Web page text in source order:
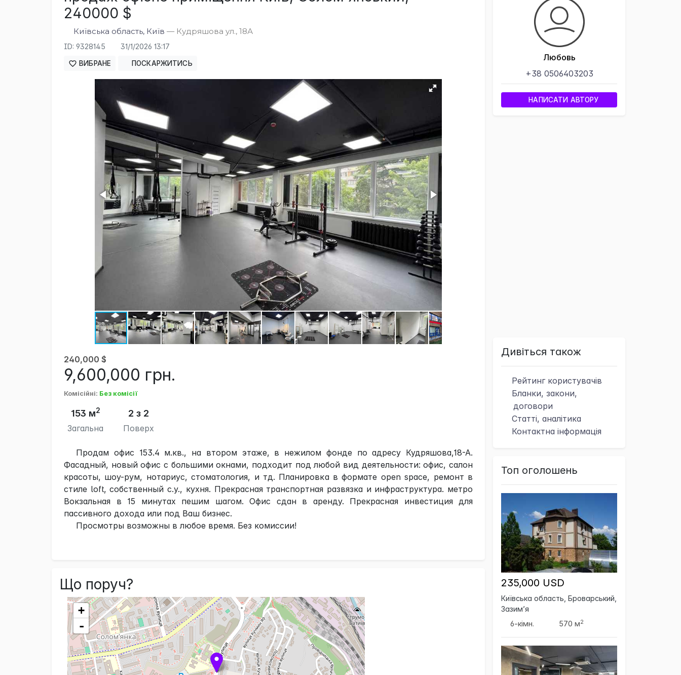
240000 $
Київська область, Київ — Кудряшова ул., 18А
ID: 9328145 31/1/2026 13:17
ВИБРАНЕ ПОСКАРЖИТИСЬ
240,000 $
9,600,000 грн.
Комісійні: Без комісії
153 м2
Загальна
2 з 2
Поверх
Продам офис 153.4 м.кв., на втором этаже, в нежилом фонде по адресу Кудряшова,18-А.
Фасадный, новый офис с большими окнами, подходит под любой вид деятельности: офис, салон
красоты, шоу-рум, нотариус, стоматология, и тд. Планировка в формате open space, ремонт в
стиле loft, собственный с.у., кухня. Прекрасная транспортная развязка и инфраструктура. метро
Вокзальная в 15 минутах пешим шагом. Офис сдан в аренду. Прекрасная инвестиция для
пассивного дохода или под Ваш бизнес.
Просмотры возможны в любое время. Без комиссии!
Що поруч?
+
-
Любовь
+38 0506403203
НАПИСАТИ АВТОРУ
Дивіться також
Рейтинг користувачів
Бланки, закони,
договори
Статті, аналітика
Контактна інформація
Топ оголошень
235,000 USD
Київська область, Броварський,
Зазим’я
6-кімн.
570 м2